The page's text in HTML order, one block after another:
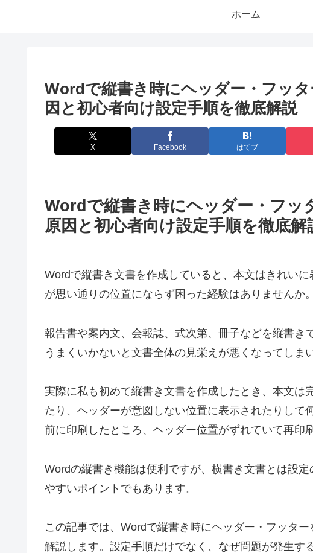
ホーム
Wordで縦書き時にヘッダー・フッ
因と初心者向け設定手順を徹底解説
X Facebook はてブ
Wordで縦書き時にヘッダー・フッ
原因と初心者向け設定手順を徹底解
Wordで縦書き文書を作成していると、本文はきれい
が思い通りの位置にならず困った経験はありませんか。
報告書や案内文、会報誌、式次第、冊子などを縦書き
うまくいかないと文書全体の見栄えが悪くなってしま
実際に私も初めて縦書き文書を作成したとき、本文は
たり、ヘッダーが意図しない位置に表示されたりして
前に印刷したところ、ヘッダー位置がずれていて再印
Wordの縦書き機能は便利ですが、横書き文書とは設
やすいポイントでもあります。
この記事では、Wordで縦書き時にヘッダー・フッタ
解説します。設定手順だけでなく、なぜ問題が発生す